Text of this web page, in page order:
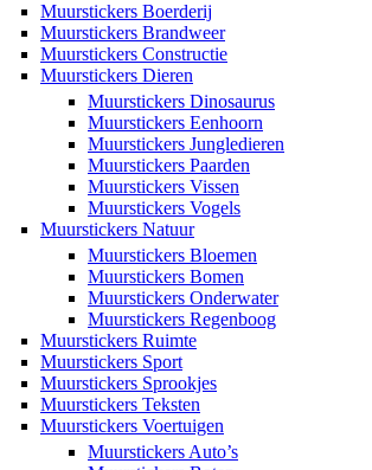
Muurstickers Boerderij
Muurstickers Brandweer
Muurstickers Constructie
Muurstickers Dieren
Muurstickers Dinosaurus
Muurstickers Eenhoorn
Muurstickers Jungledieren
Muurstickers Paarden
Muurstickers Vissen
Muurstickers Vogels
Muurstickers Natuur
Muurstickers Bloemen
Muurstickers Bomen
Muurstickers Onderwater
Muurstickers Regenboog
Muurstickers Ruimte
Muurstickers Sport
Muurstickers Sprookjes
Muurstickers Teksten
Muurstickers Voertuigen
Muurstickers Auto’s